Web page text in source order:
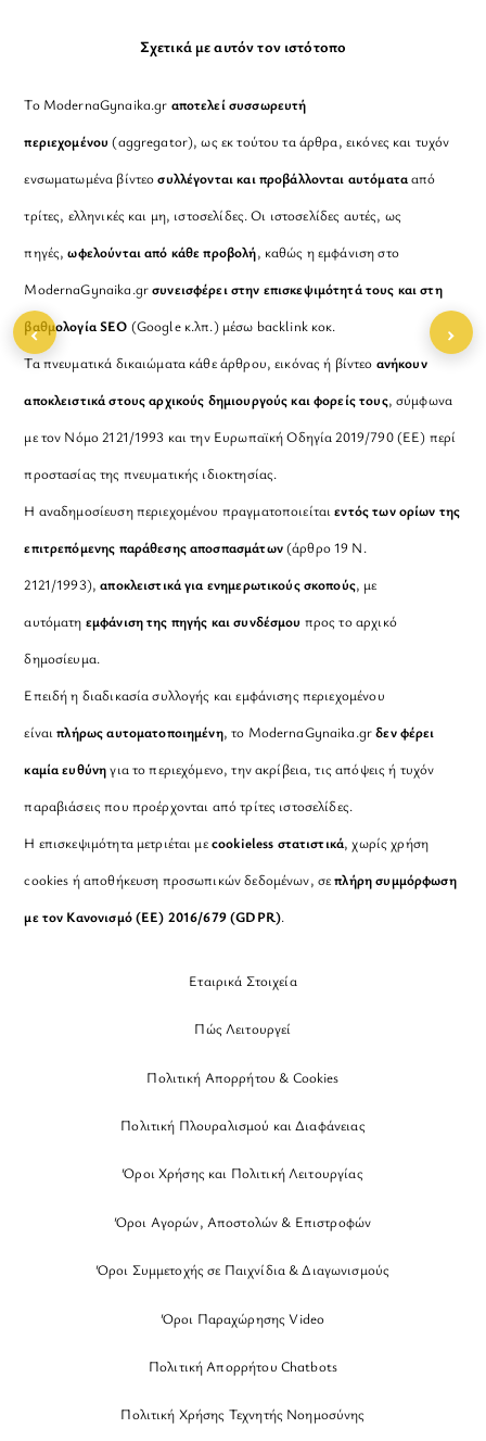
Σχετικά με αυτόν τον ιστότοπο
Το ModernaGynaika.gr αποτελεί συσσωρευτή
περιεχομένου (aggregator), ως εκ τούτου τα άρθρα, εικόνες και τυχόν
ενσωματωμένα βίντεοσυλλέγονται και προβάλλονται αυτόματααπό
τρίτες, ελληνικές και μη, ιστοσελίδες. Οι ιστοσελίδες αυτές, ως
πηγές,ωφελούνται από κάθε προβολή, καθώς η εμφάνιση στο
ModernaGynaika.grσυνεισφέρει στην επισκεψιμότητά τους και στη
βαθμολογία SEO (Google κ.λπ.) μέσω backlink κοκ.
Τα πνευματικά δικαιώματα κάθε άρθρου, εικόνας ή βίντεο ανήκουν
αποκλειστικά στους αρχικούς δημιουργούς και φορείς τους, σύμφωνα
με τον Νόμο 2121/1993 και την Ευρωπαϊκή Οδηγία 2019/790 (ΕΕ) περί
προστασίας της πνευματικής ιδιοκτησίας.
Η αναδημοσίευση περιεχομένου πραγματοποιείταιεντός των ορίων της
επιτρεπόμενης παράθεσης αποσπασμάτων(άρθρο 19 Ν.
2121/1993), αποκλειστικά για ενημερωτικούς σκοπούς, με
αυτόματη εμφάνιση της πηγής και συνδέσμου προς το αρχικό
δημοσίευμα.
Επειδή η διαδικασία συλλογής και εμφάνισης περιεχομένου
είναιπλήρως αυτοματοποιημένη, το ModernaGynaika.grδεν φέρει
καμία ευθύνηγια το περιεχόμενο, την ακρίβεια, τις απόψεις ή τυχόν
παραβιάσεις που προέρχονται από τρίτες ιστοσελίδες.
Η επισκεψιμότητα μετριέται μεcookieless στατιστικά, χωρίς χρήση
cookies ή αποθήκευση προσωπικών δεδομένων, σεπλήρη συμμόρφωση
με τον Κανονισμό (ΕΕ) 2016/679 (GDPR).
Εταιρικά Στοιχεία
Πώς Λειτουργεί
Πολιτική Απορρήτου & Cookies
Πολιτική Πλουραλισμού και Διαφάνειας
Όροι Χρήσης και Πολιτική Λειτουργίας
Όροι Αγορών, Αποστολών & Επιστροφών
Όροι Συμμετοχής σε Παιχνίδια & Διαγωνισμούς
Όροι Παραχώρησης Video
Πολιτική Απορρήτου Chatbots
Πολιτική Χρήσης Τεχνητής Νοημοσύνης
‹ ›